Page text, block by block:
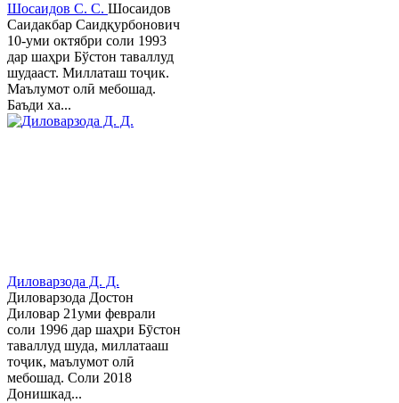
Шосаидов С. С. Шосаидов
Саидакбар Саидқурбонович
10-уми октябри соли 1993
дар шаҳри Бўстон таваллуд
шудааст. Миллаташ тоҷик.
Маълумот олӣ мебошад.
Баъди ха...
Диловарзода Д. Д.
Диловарзода Достон
Диловар 21уми феврали
соли 1996 дар шаҳри Бӯстон
таваллуд шуда, миллатааш
тоҷик, маълумот олӣ
мебошад. Соли 2018
Донишкад...